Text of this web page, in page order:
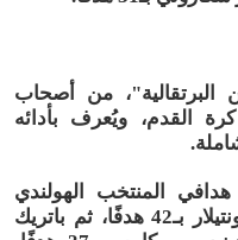
البرتقالية"، من أصحاب
القدم، ويُعرف بأدائه
المنتخب الهولندي
برصيد 50 هدفًا، يليه كلاس يان هونتيلار بـ42 هدفًا، ثم باتريك